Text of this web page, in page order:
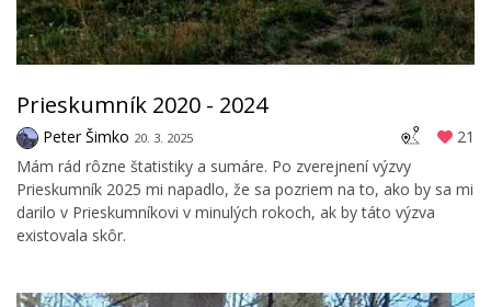
Prieskumník 2020 - 2024
Peter Šimko 20. 3. 2025
21
Mám rád rôzne štatistiky a sumáre. Po zverejnení výzvy
Prieskumník 2025 mi napadlo, že sa pozriem na to, ako by sa mi
darilo v Prieskumníkovi v minulých rokoch, ak by táto výzva
existovala skôr.